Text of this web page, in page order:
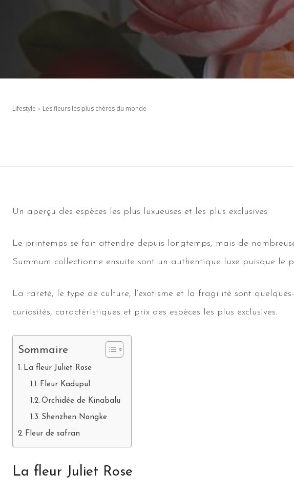
Lifestyle Les fleurs les plus chères du monde
Un aperçu des espèces les plus luxueuses et les plus exclusives
Le printemps se fait attendre depuis longtemps, mais de
Summum collectionne ensuite sont un authentique luxe puisque le
La rareté, le type de culture, l’exotisme et la fragilité sont
curiosités, caractéristiques et prix des espèces les plus exclusives.
Sommaire
La fleur Juliet Rose
Fleur Kadupul
Orchidée de Kinabalu
Shenzhen Nongke
Fleur de safran
La fleur Juliet Rose